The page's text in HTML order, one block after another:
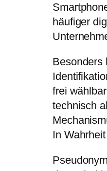
häufiger
Besonders
frei
technisch
In